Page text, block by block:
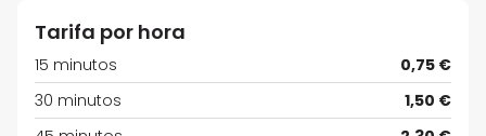
Tarifa por hora
15 minutos
0,75 €
30 minutos
1,50 €